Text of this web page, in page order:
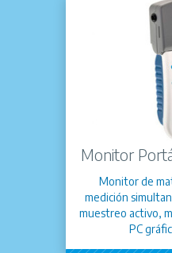
Monitor
Monitor de
medición
muestreo activo,
PC